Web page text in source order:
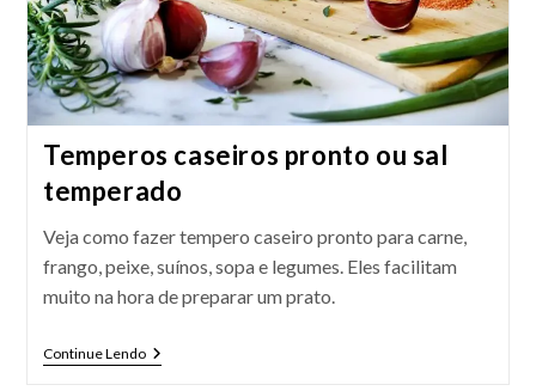
Temperos caseiros pronto ou sal
temperado
Veja como fazer tempero caseiro pronto para carne,
frango, peixe, suínos, sopa e legumes. Eles facilitam
muito na hora de preparar um prato.
Continue LendoTemperos
Caseiros